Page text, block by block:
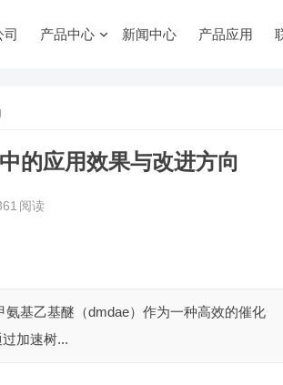
司 产品中心 新闻中心 产品应用
的应用效果与改进方向
阅读
基乙基醚（dmdae）作为一种高效的催化
加速树...